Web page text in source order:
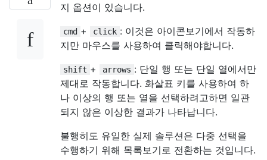
지 옵션이 있습니다.
cmd + click : 이것은 아이콘보기에서 작동하
지만 마우스를 사용하여 클릭해야합니다.
shift + arrows : 단일 행 또는 단일 열에서만
제대로 작동합니다. 화살표 키를 사용하여 하
나 이상의 행 또는 열을 선택하려고하면 일관
되지 않은 이상한 결과가 나타납니다.
불행히도 유일한 실제 솔루션은 다중 선택을
수행하기 위해 목록보기로 전환하는 것입니다.